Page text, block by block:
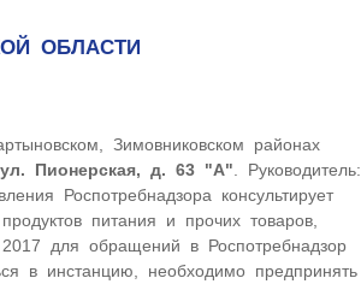
ОБЛАСТИ
Зимовниковском районах
Пионерская, д. 63 "А" . Руководитель:
Роспотребнадзора консультирует
питания и прочих товаров,
2017 для обращений в Роспотребнадзор
в инстанцию, необходимо предпринять